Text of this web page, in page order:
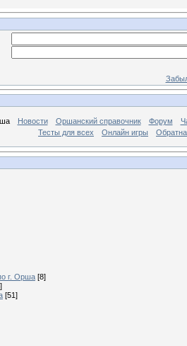
Новости Оршанский справочник Форум
Тесты для всех
Онлайн игры
г. Орша [8]
[51]